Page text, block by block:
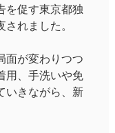
を促す東京都独
れました。
面が変わりつつ
用、手洗いや免
いきながら、新